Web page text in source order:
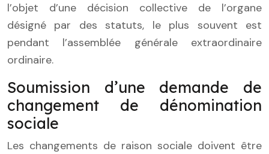
l’objet d’une décision collective de l’organe
désigné par des statuts, le plus souvent est
pendant l’assemblée générale extraordinaire
ordinaire.
Soumission d’une demande de
changement de dénomination
sociale
Les changements de raison sociale doivent être